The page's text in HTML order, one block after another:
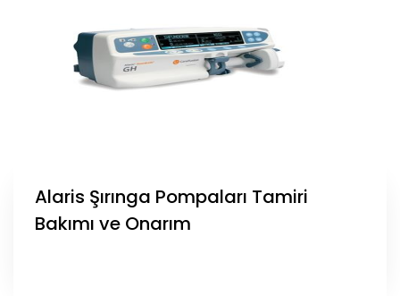
Alaris Şırınga Pompaları Tamiri
Bakımı ve Onarım